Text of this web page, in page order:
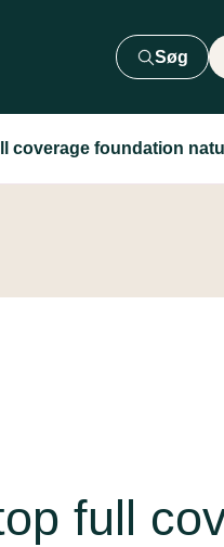
Søg
coverage foundation
full